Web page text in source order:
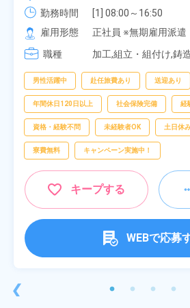
❮
勤務時間
[1] 08:00～16:50
[2] 06:25～15:10
[3] 17:05～01:50
雇用形態
正社員 ※無期雇用派遣
職種
加工,組立・組付け,鋳
男性活躍中 赴任旅費あり 送迎あり
年間休日120日以上 社会保険完備 経
資格・経験不問 未経験者OK 土日休
寮費無料 キャンペーン実施中！
キープする
WEBで応募